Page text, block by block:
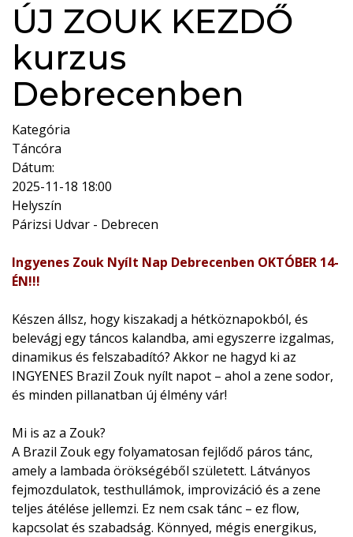
ÚJ ZOUK KEZDŐ
kurzus
Debrecenben
Kategória
Táncóra
Dátum:
2025-11-18 18:00
Helyszín
Párizsi Udvar - Debrecen
Ingyenes Zouk Nyílt Nap Debrecenben OKTÓBER 14-
ÉN!!!
Készen állsz, hogy kiszakadj a hétköznapokból, és
belevágj egy táncos kalandba, ami egyszerre izgalmas,
dinamikus és felszabadító? Akkor ne hagyd ki az
INGYENES Brazil Zouk nyílt napot – ahol a zene sodor,
és minden pillanatban új élmény vár!
Mi is az a Zouk?
A Brazil Zouk egy folyamatosan fejlődő páros tánc,
amely a lambada örökségéből született. Látványos
fejmozdulatok, testhullámok, improvizáció és a zene
teljes átélése jellemzi. Ez nem csak tánc – ez flow,
kapcsolat és szabadság. Könnyed, mégis energikus,